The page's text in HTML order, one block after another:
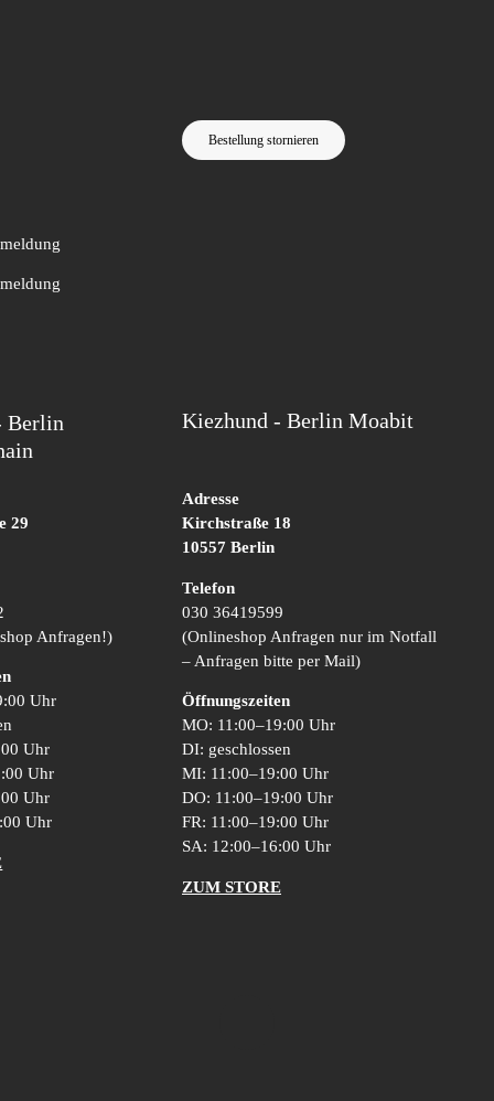
Bestellung stornieren
Berlin
Kiezhund - Berlin Moabit
29
Anfragen!)
Uhr
Uhr
Uhr
Uhr
Uhr
Adresse
Kirchstraße 18
10557 Berlin
Telefon
030 36419599
(Onlineshop Anfragen nur im Notfall
– Anfragen bitte per Mail)
Öffnungszeiten
MO: 11:00–19:00 Uhr
DI: geschlossen
MI: 11:00–19:00 Uhr
DO: 11:00–19:00 Uhr
FR: 11:00–19:00 Uhr
SA: 12:00–16:00 Uhr
ZUM STORE